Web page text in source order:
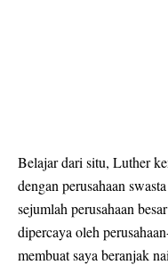
Belajar dari situ, Luther
dengan perusahaan
sejumlah perusahaan
dipercaya oleh
membuat saya beranjak